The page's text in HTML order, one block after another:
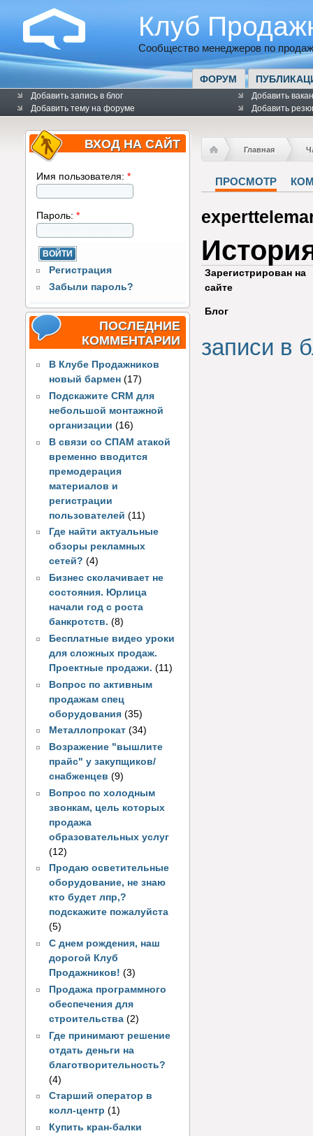
Клуб
Сообщество менеджеров по
ФОРУМ
Добавить запись в блог
Добавить тему на форуме
Добавить
Добавить
ВХОД НА САЙТ
Имя пользователя: *
Пароль: *
Регистрация
Забыли пароль?
ПОСЛЕДНИЕ
КОММЕНТАРИИ
В Клубе Продажников
новый бармен (17)
Подскажите CRM для
небольшой монтажной
организации (16)
В связи со СПАМ атакой
временно вводится
премодерация
материалов и
регистрации
пользователей(11)
Где найти актуальные
обзоры рекламных
сетей? (4)
Бизнес сколачивает не
состояния. Юрлица
начали год с роста
банкротств. (8)
Бесплатные видео уроки
для сложных продаж.
Проектные продажи. (11)
Вопрос по активным
продажам спец
оборудования (35)
Металлопрокат (34)
Возражение "вышлите
прайс" у закупщиков/
снабженцев (9)
Вопрос по холодным
звонкам, цель которых
продажа
образовательных услуг
(12)
Продаю осветительные
оборудование, не знаю
кто будет лпр,?
подскажите пожалуйста
(5)
С днем рождения, наш
дорогой Клуб
Продажников! (3)
Продажа программного
обеспечения для
строительства (2)
Где принимают решение
отдать деньги на
благотворительность?
(4)
Старший оператор в
колл-центр (1)
Купить кран-балки
Главная
ПРОСМОТР
Зарегистрирован на
сайте
Блог
записи в